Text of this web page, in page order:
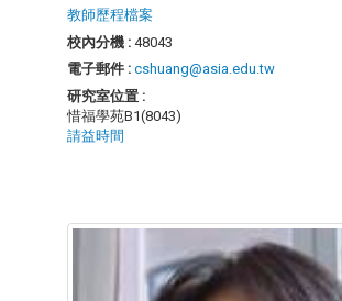
教師歷程檔案
校內分機 : 48043
電子郵件 : cshuang@asia.edu.tw
研究室位置 :
惜福學苑B1(8043)
請益時間